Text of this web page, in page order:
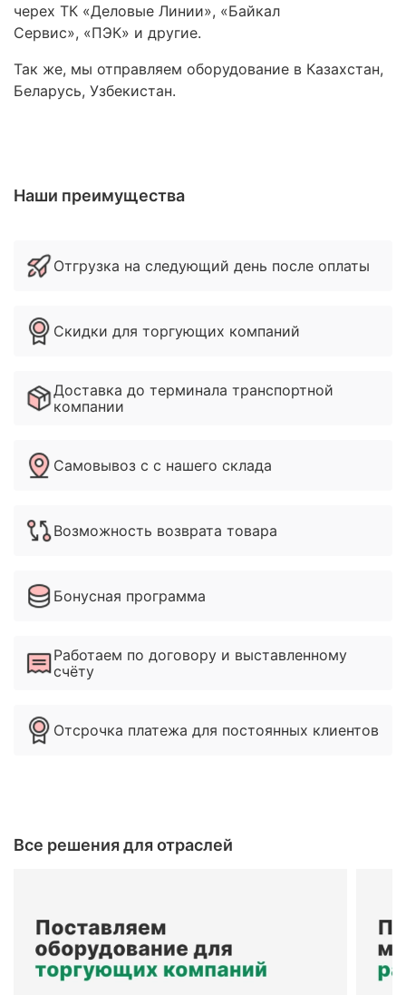
черех ТК «Деловые Линии», «Байкал
Сервис», «ПЭК» и другие.
Так же, мы отправляем оборудование в Казахстан,
Беларусь, Узбекистан.
Наши преимущества
Отгрузка на следующий день после оплаты
Скидки для торгующих компаний
Доставка до терминала транспортной
компании
Самовывоз с с нашего склада
Возможность возврата товара
Бонусная программа
Работаем по договору и выставленному
счёту
Отсрочка платежа для постоянных клиентов
Все решения для отраслей